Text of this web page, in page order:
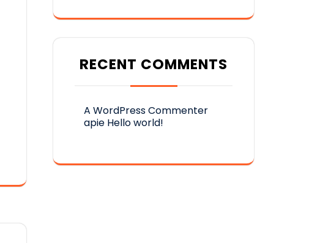
RECENT COMMENTS
A WordPress Commenter
apie Hello world!